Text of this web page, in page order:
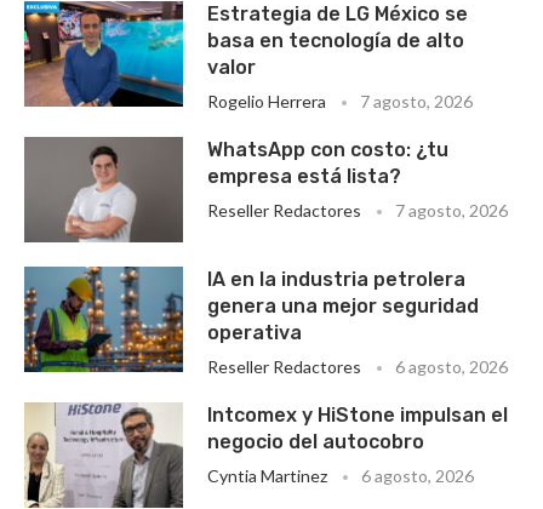
Estrategia de LG México se
basa en tecnología de alto
valor
Rogelio Herrera 7 agosto, 2026
WhatsApp con costo: ¿tu
empresa está lista?
Reseller Redactores 7 agosto, 2026
IA en la industria petrolera
genera una mejor seguridad
operativa
Reseller Redactores 6 agosto, 2026
Intcomex y HiStone impulsan el
negocio del autocobro
Cyntia Martinez 6 agosto, 2026